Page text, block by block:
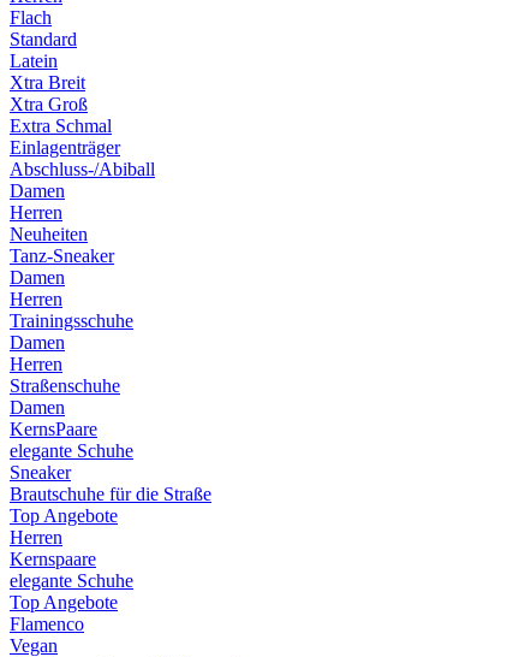
Flach
Standard
Latein
Xtra Breit
Xtra Groß
Extra Schmal
Einlagenträger
Abschluss-/Abiball
Damen
Herren
Neuheiten
Tanz-Sneaker
Damen
Herren
Trainingsschuhe
Damen
Herren
Straßenschuhe
Damen
KernsPaare
elegante Schuhe
Sneaker
Brautschuhe für die Straße
Top Angebote
Herren
Kernspaare
elegante Schuhe
Top Angebote
Flamenco
Vegan